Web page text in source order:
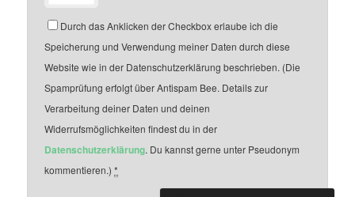
Durch das Anklicken der Checkbox erlaube ich die
Speicherung und Verwendung meiner Daten durch diese
Website wie in der Datenschutzerklärung beschrieben. (Die
Spamprüfung erfolgt über Antispam Bee. Details zur
Verarbeitung deiner Daten und deinen
Widerrufsmöglichkeiten findest du in der
Datenschutzerklärung. Du kannst gerne unter Pseudonym
kommentieren.)*